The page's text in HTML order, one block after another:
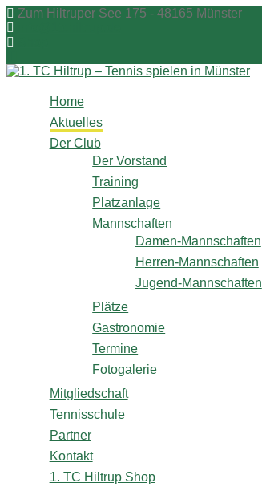
Zum
Inhalt
springen
Zum Hiltruper See 175 - 48165 Münster
Home
Aktuelles
Der Club
Der Vorstand
Training
Platzanlage
Mannschaften
Damen-Mannschaften
Herren-Mannschaften
Jugend-Mannschaften
Plätze
Gastronomie
Termine
Fotogalerie
Mitgliedschaft
Tennisschule
Partner
Kontakt
1. TC Hiltrup Shop